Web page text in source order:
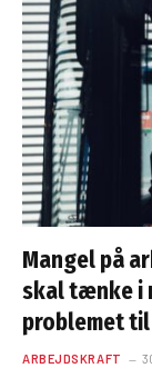
Mangel på
skal tænke i
problemet
ARBEJDSKRAFT